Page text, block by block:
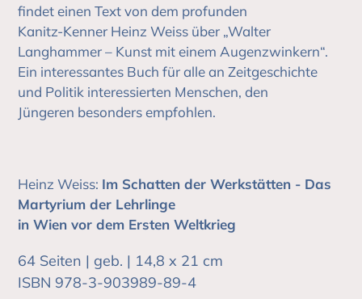
findet einen Text von dem profunden
Kanitz-Kenner Heinz Weiss über „Walter
Langhammer – Kunst mit einem Augenzwinkern“.
Ein interessantes Buch für alle an Zeitgeschichte
und Politik interessierten Menschen, den
Jüngeren besonders empfohlen.
Heinz Weiss: Im Schatten der Werkstätten - Das
Martyrium der Lehrlinge
in Wien vor dem Ersten Weltkrieg
64 Seiten | geb. | 14,8 x 21 cm
ISBN 978-3-903989-89-4